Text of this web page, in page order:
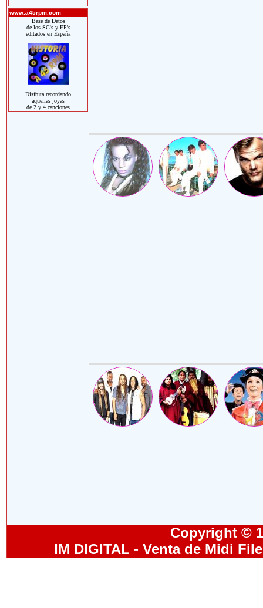
www.a45rpm.com
Base de Datos
de los SG's y EP's
editados en España
Disfruta recordando
aquellas joyas
de 2 y 4 canciones
Copyright ©
IM DIGITAL - Venta de Midi